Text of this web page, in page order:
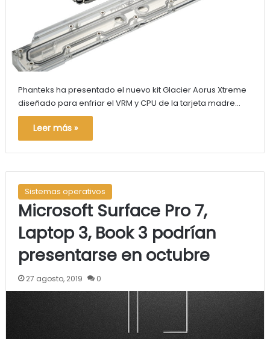
Phanteks ha presentado el nuevo kit Glacier Aorus Xtreme
diseñado para enfriar el VRM y CPU de la tarjeta madre…
Leer más »
Sistemas operativos
Microsoft Surface Pro 7,
Laptop 3, Book 3 podrían
presentarse en octubre
27 agosto, 2019 0